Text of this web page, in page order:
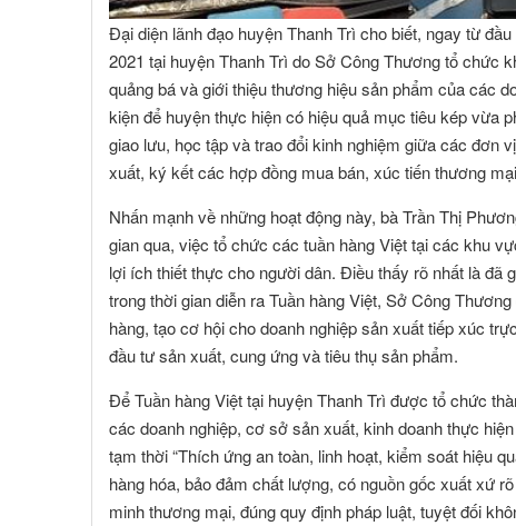
Đại diện lãnh đạo huyện Thanh Trì cho biết, ngay từ
2021 tại huyện Thanh Trì do Sở Công Thương tổ chức
quảng bá và giới thiệu thương hiệu sản phẩm của các
kiện để huyện thực hiện có hiệu quả mục tiêu kép vừa
giao lưu, học tập và trao đổi kinh nghiệm giữa các đơn
xuất, ký kết các hợp đồng mua bán, xúc tiến thương
Nhấn mạnh về những hoạt động này, bà Trần Thị
gian qua, việc tổ chức các tuần hàng Việt tại các khu
lợi ích thiết thực cho người dân. Điều thấy rõ nhất là đã
trong thời gian diễn ra Tuần hàng Việt, Sở Công
hàng, tạo cơ hội cho doanh nghiệp sản xuất tiếp xúc
đầu tư sản xuất, cung ứng và tiêu thụ sản phẩm.
Để Tuần hàng Việt tại huyện Thanh Trì được tổ chức
các doanh nghiệp, cơ sở sản xuất, kinh doanh thực
tạm thời “Thích ứng an toàn, linh hoạt, kiểm soát hiệu
hàng hóa, bảo đảm chất lượng, có nguồn gốc xuất xứ
minh thương mại, đúng quy định pháp luật, tuyệt đối